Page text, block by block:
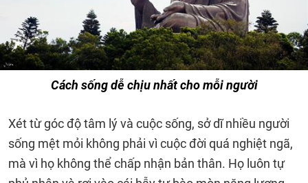
Cách sống dễ chịu nhất cho mỗi người
Xét từ góc độ tâm lý và cuộc sống, sở dĩ nhiều người
sống mệt mỏi không phải vì cuộc đời quá nghiệt ngã,
mà vì họ không thể chấp nhận bản thân. Họ luôn tự